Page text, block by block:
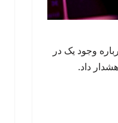
وجود یک در